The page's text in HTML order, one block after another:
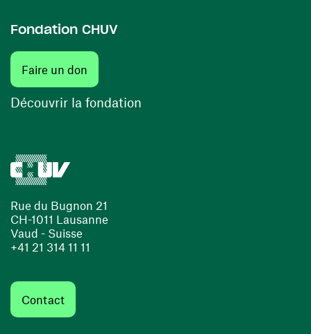
Rue du Bugnon 21
CH-1011 Lausanne
Vaud - Suisse
+41 21 314 11 11
Contact
Fondation CHUV
Faire un don
Découvrir la fondation